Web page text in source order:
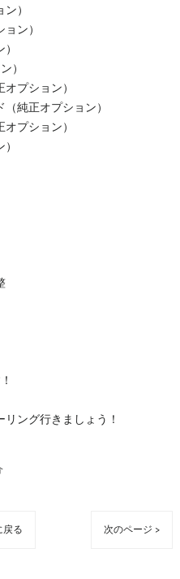
）
ン）
）
プション）
純正オプション）
プション）
ング行きましょう！
る 次のページ >